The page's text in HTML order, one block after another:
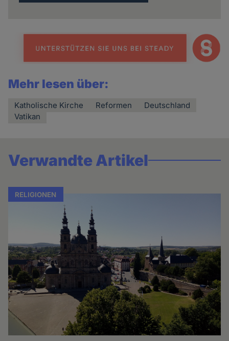
Mehr lesen über:
Katholische Kirche Reformen
Deutschland
Vatikan
Verwandte Artikel
RELIGIONEN